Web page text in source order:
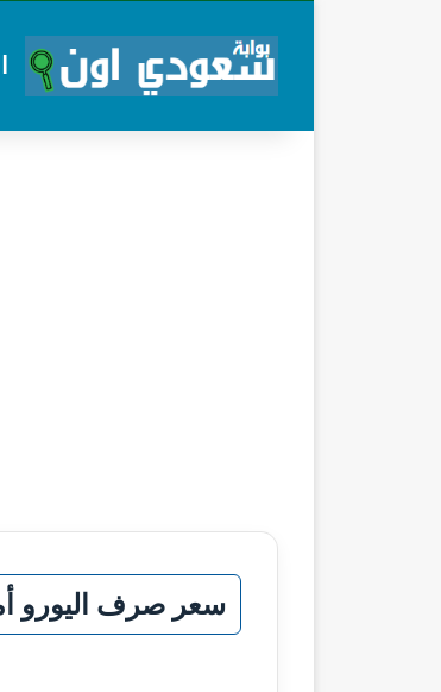
سعر صرف اليورو أمام الجنيه